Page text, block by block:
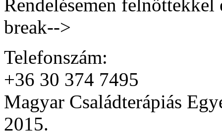
Rendelésemen
break-->
Telefonszám:
+36 30 374 7495
Magyar Családterápiás
2015.